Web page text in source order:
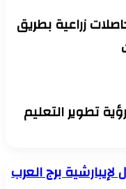
زراعية بطريق
تطوير التعليم
لإيبارشية برج العرب